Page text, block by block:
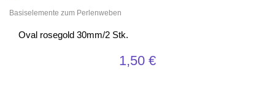
Basiselemente zum Perlenweben
Oval rosegold 30mm/2 Stk.
1,50 €